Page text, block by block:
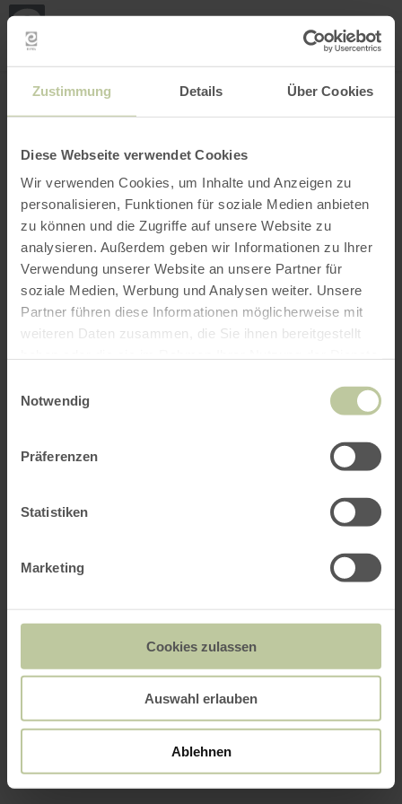
Zustimmung Details Über Cookies
Diese Webseite verwendet Cookies
Wir verwenden Cookies, um Inhalte und Anzeigen zu
personalisieren, Funktionen für soziale Medien anbieten
zu können und die Zugriffe auf unsere Website zu
analysieren. Außerdem geben wir Informationen zu Ihrer
Verwendung unserer Website an unsere Partner für
soziale Medien, Werbung und Analysen weiter. Unsere
Partner führen diese Informationen möglicherweise mit
weiteren Daten zusammen, die Sie ihnen bereitgestellt
Notwendig
Präferenzen
Statistiken
Marketing
Cookies zulassen
Auswahl erlauben
Ablehnen
INTERAKTIVE KARTE
Filter öffnen